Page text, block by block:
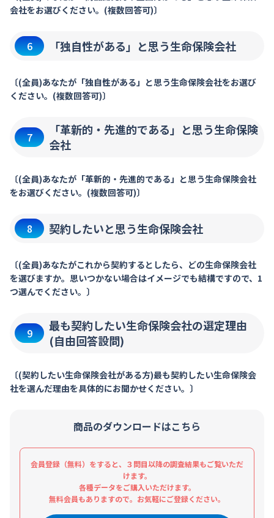
会社をお選びください。(複数回答可)〕
6 「独自性がある」と思う生命保険会社
〔(全員)あなたが「独自性がある」と思う生命保険会社をお選び
ください。(複数回答可)〕
7
「革新的・先進的である」と思う生命保険
会社
〔(全員)あなたが「革新的・先進的である」と思う生命保険会社
をお選びください。(複数回答可)〕
8 契約したいと思う生命保険会社
〔(全員)あなたがこれから契約するとしたら、どの生命保険会社
を選びますか。思いつかない場合はイメージでも結構ですので、1
つ選んでください。〕
9
最も契約したい生命保険会社の選定理由
(自由回答設問)
〔(契約したい生命保険会社がある方)最も契約したい生命保険会
社を選んだ理由を具体的にお聞かせください。〕
商品のダウンロードはこちら
会員登録（無料）をすると、３問目以降の調査結果もご覧いただ
けます。
各種データをご購入いただけます。
無料会員もありますので。お気軽にご登録ください。